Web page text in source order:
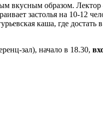
вкусным образом.
застолья на 10-12
каша, где достать
зал), начало в 18.30,